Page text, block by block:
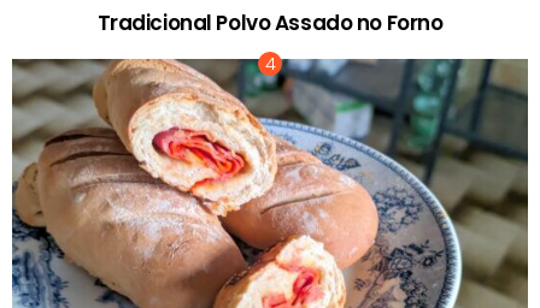
Tradicional Polvo Assado no Forno